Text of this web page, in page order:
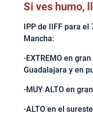
Si ves humo,
IPP de IIFF para
Mancha:
-EXTREMO en
Guadalajara y en
-MUY ALTO en
-ALTO en el